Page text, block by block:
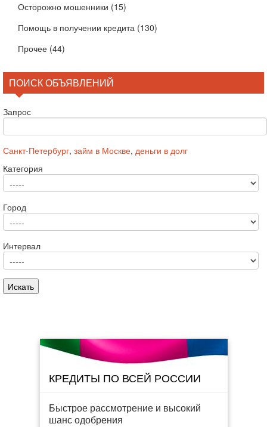
Осторожно мошенники (15)
Помощь в получении кредита (130)
Прочее (44)
ПОИСК ОБЪЯВЛЕНИЙ
Запрос
Санкт-Петербург, займ в Москве, деньги в долг
Категория
Город
Интервал
КРЕДИТЫ ПО ВСЕЙ РОССИИ
Быстрое рассмотрение и высокий
шанс одобрения